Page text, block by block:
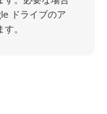
ドライブのア
。